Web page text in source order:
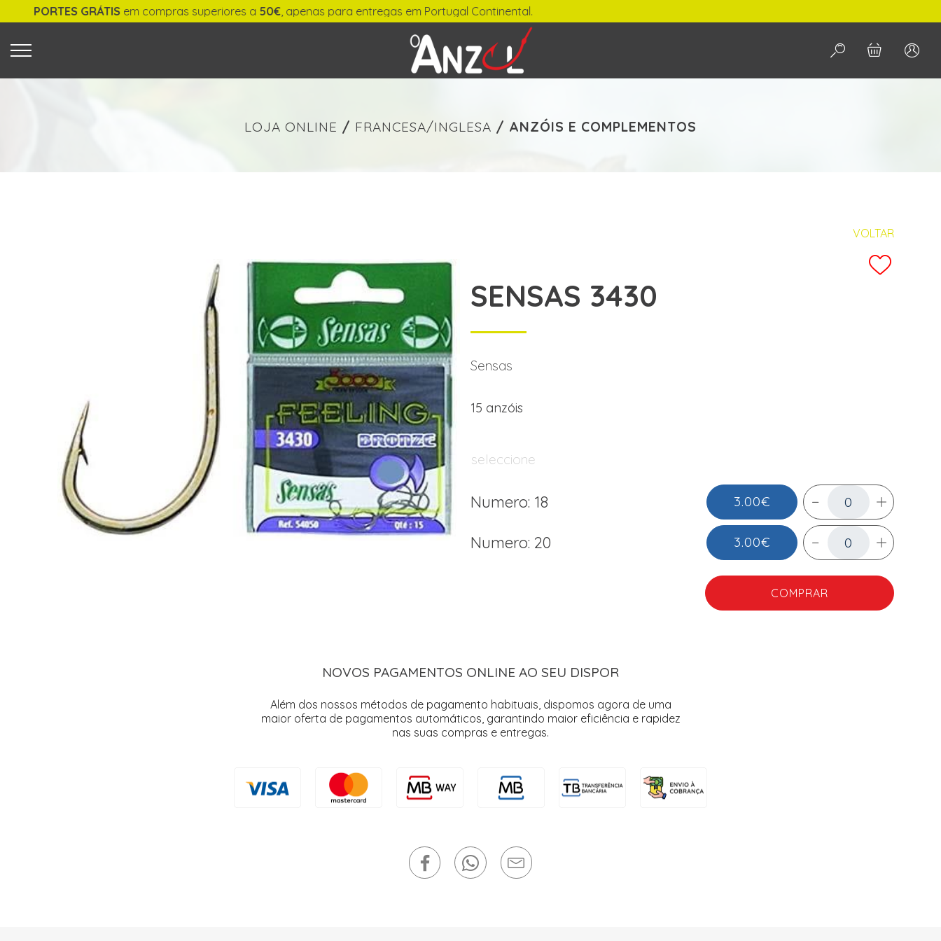
O QUE PROCURA?
- € min./max.
PORTES GRÁTISem compras superiores a50€, apenas para entregas em Portugal Continental.
LOJA ONLINE / FRANCESA/INGLESA / ANZÓIS E COMPLEMENTOS
VOLTAR
SENSAS 3430
Sensas
15 anzóis
seleccione
Numero: 18 3.00€
Numero: 20 3.00€
COMPRAR
NOVOS PAGAMENTOS ONLINE AO SEU DISPOR
Além dos nossos métodos de pagamento habituais, dispomos agora de uma
maior oferta de pagamentos automáticos, garantindo maior eficiência e rapidez
nas suas compras e entregas.